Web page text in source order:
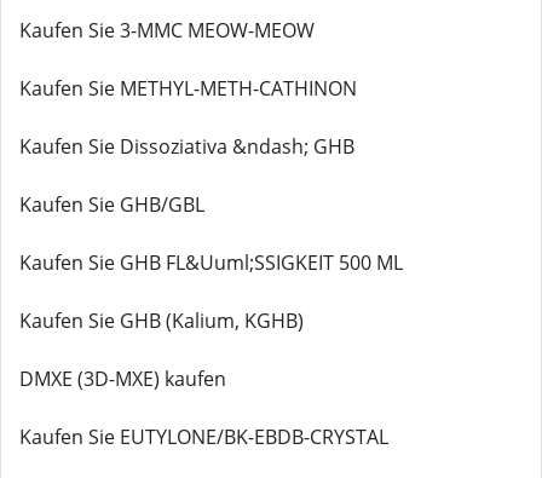
Kaufen Sie 3-MMC MEOW-MEOW
Kaufen Sie METHYL-METH-CATHINON
Kaufen Sie Dissoziativa &ndash; GHB
Kaufen Sie GHB/GBL
Kaufen Sie GHB FL&Uuml;SSIGKEIT 500 ML
Kaufen Sie GHB (Kalium, KGHB)
DMXE (3D-MXE) kaufen
Kaufen Sie EUTYLONE/BK-EBDB-CRYSTAL